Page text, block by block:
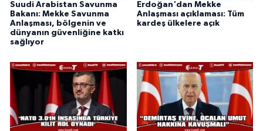
Suudi Arabistan Savunma
Bakanı: Mekke Savunma
Anlaşması, bölgenin ve
dünyanın güvenliğine katkı
sağlıyor
Erdoğan'dan Mekke
Anlaşması açıklaması: Tüm
kardeş ülkelere açık